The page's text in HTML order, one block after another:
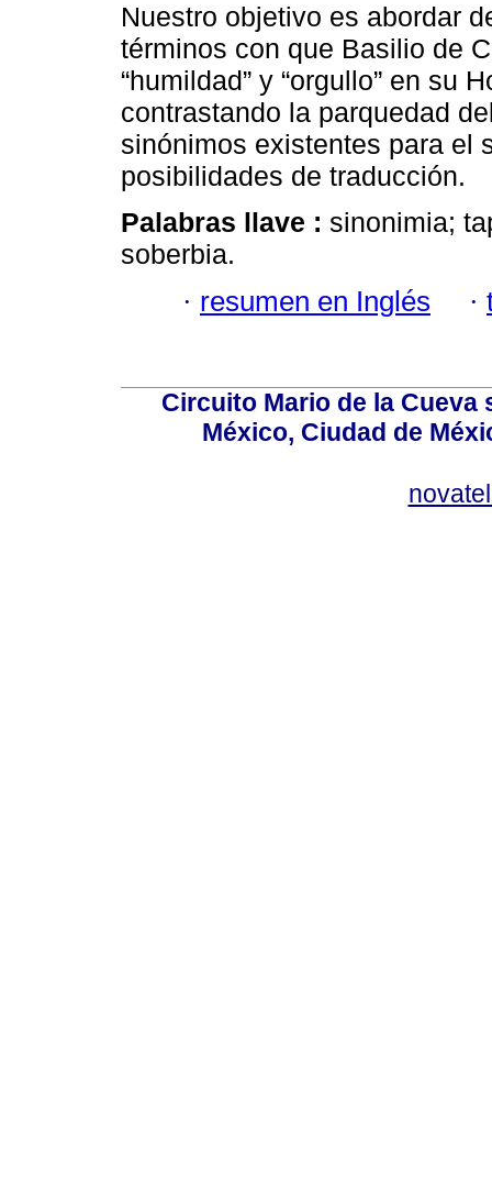
Nuestro objetivo es abordar
términos con que Basilio de
“humildad” y “orgullo” en su
contrastando la parquedad
sinónimos existentes para el
posibilidades de traducción.
Palabras llave : sinonimia;
soberbia.
· resumen en Inglés ·
Circuito Mario de la Cueva
México, Ciudad de